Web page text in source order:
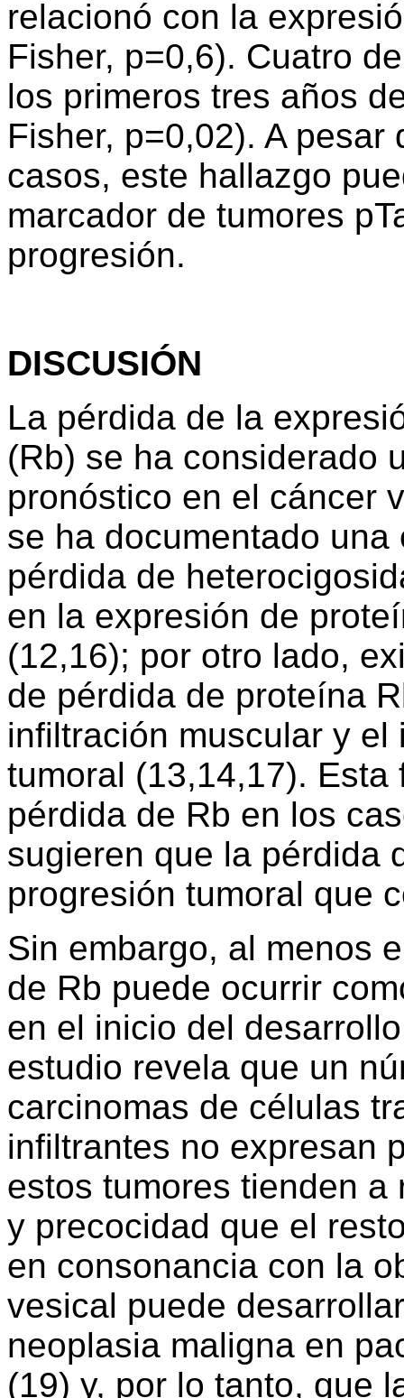
relacionó con la
Fisher, p=0,6). Cuatro
los primeros tres años
Fisher, p=0,02). A
casos, este hallazgo
marcador de tumores
progresión.
DISCUSIÓN
La pérdida de la
(Rb) se ha considerado
pronóstico en el cáncer
se ha documentado
pérdida de
en la expresión de
(12,16); por otro lado,
de pérdida de proteína
infiltración muscular y
tumoral (13,14,17).
pérdida de Rb en los
sugieren que la pérdida
progresión tumoral que
Sin embargo, al menos
de Rb puede ocurrir
en el inicio del
estudio revela que un
carcinomas de células
infiltrantes no expresan
estos tumores tienden
y precocidad que el
en consonancia con la
vesical puede
neoplasia maligna en
(19) y, por lo tanto, que